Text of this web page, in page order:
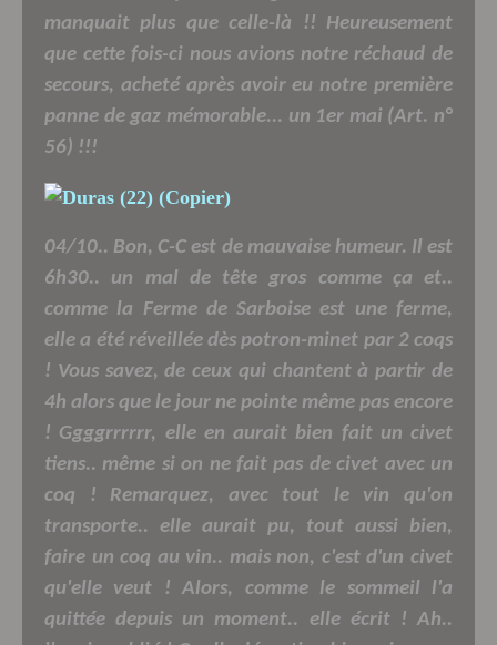
manquait plus que celle-là !! Heureusement
que cette fois-ci nous avions notre réchaud de
secours, acheté après avoir eu notre première
panne de gaz mémorable... un 1er mai (Art. n°
56) !!!
04/10.. Bon, C-C est de mauvaise humeur. Il est
6h30.. un mal de tête gros comme ça et..
comme la Ferme de Sarboise est une ferme,
elle a été réveillée dès potron-minet par 2 coqs
! Vous savez, de ceux qui chantent à partir de
4h alors que le jour ne pointe même pas encore
! Ggggrrrrrr, elle en aurait bien fait un civet
tiens.. même si on ne fait pas de civet avec un
coq ! Remarquez, avec tout le vin qu'on
transporte.. elle aurait pu, tout aussi bien,
faire un coq au vin.. mais non, c'est d'un civet
qu'elle veut ! Alors, comme le sommeil l'a
quittée depuis un moment.. elle écrit ! Ah..